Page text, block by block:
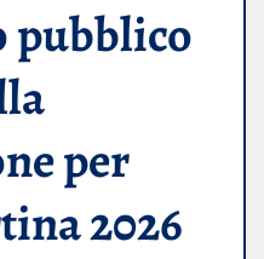
pubblico
per
2026